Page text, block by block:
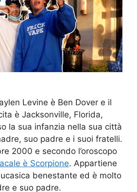
Levine è Ben Dover e il
è Jacksonville, Florida,
la sua infanzia nella sua città
suo padre e i suoi fratelli.
2000 e secondo l’oroscopo
è Scorpione. Appartiene
benestante ed è molto
e suo padre.